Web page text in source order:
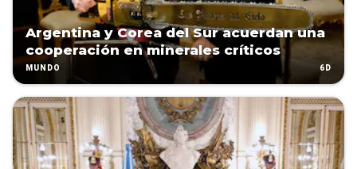
Argentina y Corea del Sur acuerdan una
cooperación en minerales críticos
MUNDO 6D